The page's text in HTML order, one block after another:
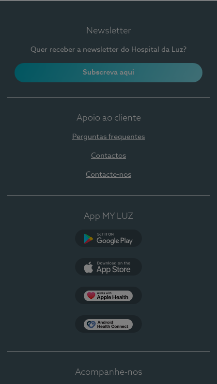
Newsletter
Quer receber a newsletter do Hospital da Luz?
Subscreva aqui
Apoio ao cliente
Perguntas frequentes
Contactos
Contacte-nos
App MY LUZ
Acompanhe-nos